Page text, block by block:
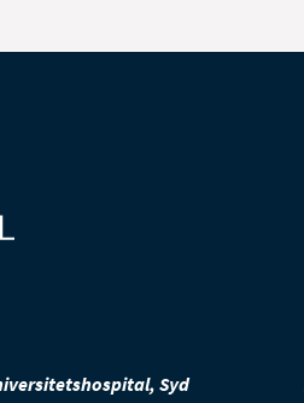
Syd